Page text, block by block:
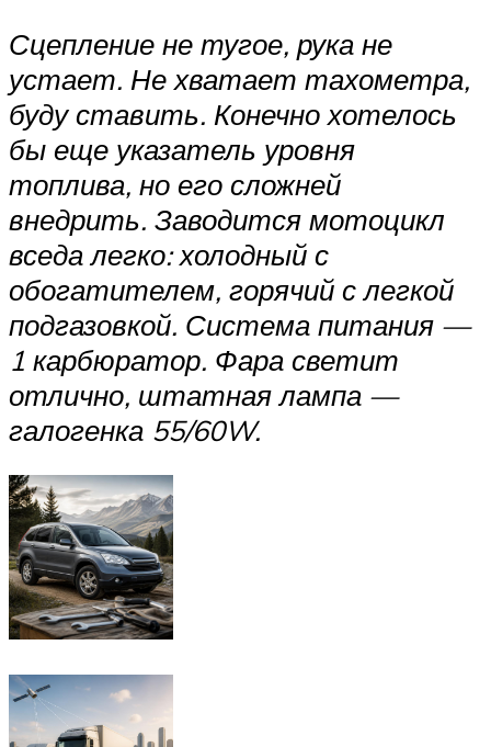
Сцепление не тугое, рука не
устает. Не хватает тахометра,
буду ставить. Конечно хотелось
бы еще указатель уровня
топлива, но его сложней
внедрить. Заводится мотоцикл
вседа легко: холодный с
обогатителем, горячий с легкой
подгазовкой. Система питания —
1 карбюратор. Фара светит
отлично, штатная лампа —
галогенка 55/60W.